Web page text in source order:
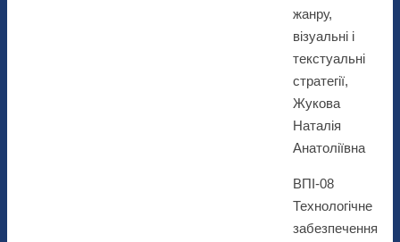
жанру,
візуальні і
текстуальні
стратегії,
Жукова
Наталія
Анатоліївна
ВПІ-08
Технологічне
забезпечення